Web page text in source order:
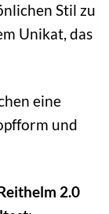
Stil zu
Unikat, das
eine
und
2.0